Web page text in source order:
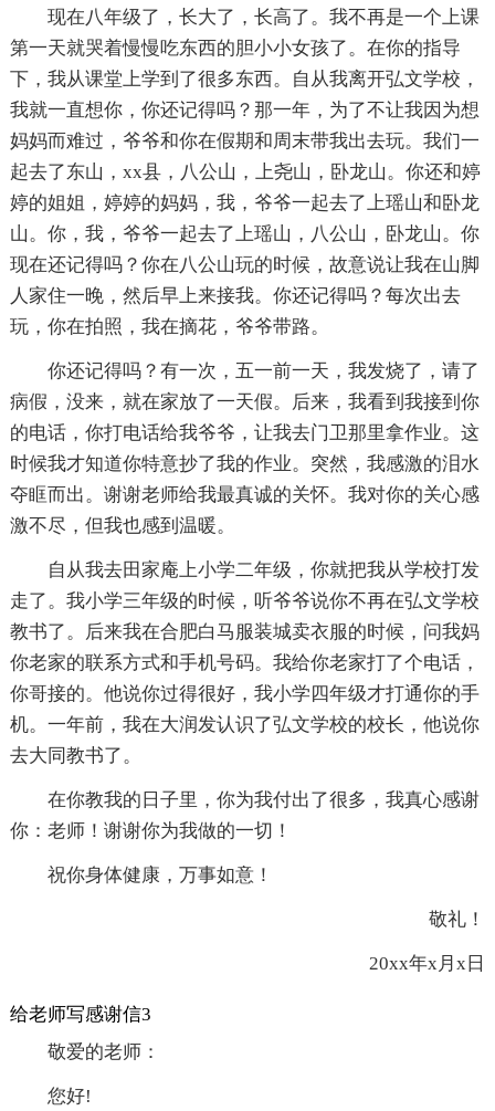
现在八年级了，长大了，长高了。我不再是一个上课
第一天就哭着慢慢吃东西的胆小小女孩了。在你的指导
下，我从课堂上学到了很多东西。自从我离开弘文学校，
我就一直想你，你还记得吗？那一年，为了不让我因为想
妈妈而难过，爷爷和你在假期和周末带我出去玩。我们一
起去了东山，xx县，八公山，上尧山，卧龙山。你还和婷
婷的姐姐，婷婷的妈妈，我，爷爷一起去了上瑶山和卧龙
山。你，我，爷爷一起去了上瑶山，八公山，卧龙山。你
现在还记得吗？你在八公山玩的时候，故意说让我在山脚
人家住一晚，然后早上来接我。你还记得吗？每次出去
玩，你在拍照，我在摘花，爷爷带路。
你还记得吗？有一次，五一前一天，我发烧了，请了
病假，没来，就在家放了一天假。后来，我看到我接到你
的电话，你打电话给我爷爷，让我去门卫那里拿作业。这
时候我才知道你特意抄了我的作业。突然，我感激的泪水
夺眶而出。谢谢老师给我最真诚的关怀。我对你的关心感
激不尽，但我也感到温暖。
自从我去田家庵上小学二年级，你就把我从学校打发
走了。我小学三年级的时候，听爷爷说你不再在弘文学校
教书了。后来我在合肥白马服装城卖衣服的时候，问我妈
你老家的联系方式和手机号码。我给你老家打了个电话，
你哥接的。他说你过得很好，我小学四年级才打通你的手
机。一年前，我在大润发认识了弘文学校的校长，他说你
去大同教书了。
在你教我的日子里，你为我付出了很多，我真心感谢
你：老师！谢谢你为我做的一切！
祝你身体健康，万事如意！
敬礼！
20xx年x月x日
给老师写感谢信3
敬爱的老师：
您好!